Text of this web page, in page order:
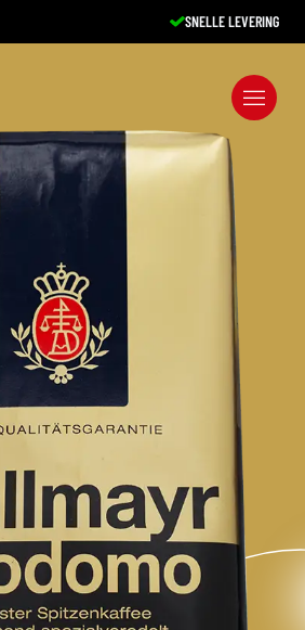
SNELLE LEVERING